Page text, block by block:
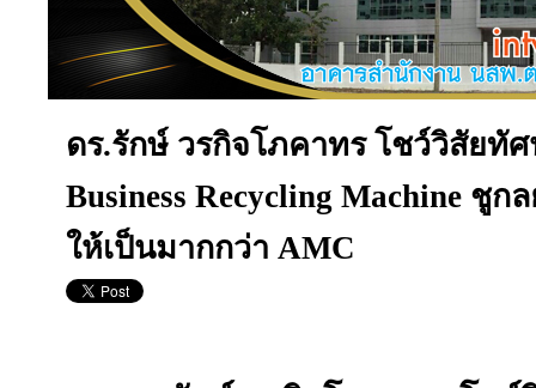
ดร.รักษ์ วรกิจโภคาทร โชว์วิสัยทั
Business Recycling Machine ชูก
ให้เป็นมากกว่า AMC